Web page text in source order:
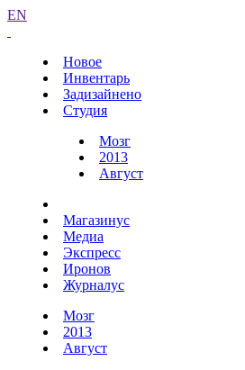
EN
Новое
Инвентарь
Задизайнено
Студия
Мозг
2013
Август
Магазинус
Медиа
Экспресс
Иронов
Журналус
Мозг
2013
Август